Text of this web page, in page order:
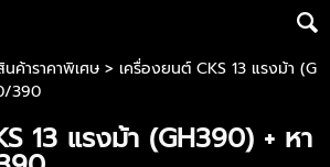
นค้าราคาพิเศษ> เครื่องยนต์ CKS 13 แรงม้า (G
390
13 แรงม้า (GH390) + หา